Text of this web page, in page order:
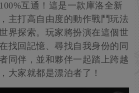
互通！這是一款庫洛全新
主打高自由度的動作戰鬥玩法
界探索。玩家將扮演在這個世
找回記憶、尋找自我身份的同
同伴，並和夥伴一起踏上跨越
大家就都是漂泊者了！